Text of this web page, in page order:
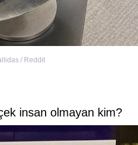
/ Reddit
insan olmayan kim?